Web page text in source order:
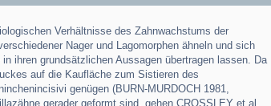
Verhältnisse des Zahnwachstums der
Nager und Lagomorphen ähneln und sich
ihren grundsätzlichen Aussagen übertragen lassen. Da
auf die Kaufläche zum Sistieren des
genügen (BURN-MURDOCH 1981,
gerader geformt sind, gehen CROSSLEY et al.